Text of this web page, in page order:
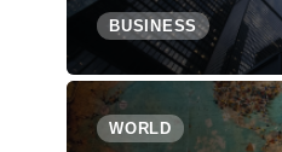
BUSINESS
WORLD